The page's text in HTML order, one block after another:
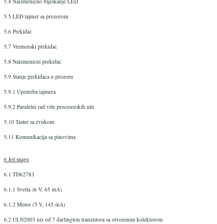
5.5 LED tajmer sa prozorom
5.6 Prekidac
5.7 Vremenski prekidac
5.8 Naizmenicni prekidac
5.9 Stanje prekidaca u prozoru
5.9.1 Upotreba tajmera
5.9.2 Paralelni rad više procesorskih niti
5.10 Taster sa zvukom
5.11 Komunikacija sa pinovima
6 Još snage
6.1 TD62783
6.1.1 Svetla )6 V, 65 mA)
6.1.2 Motor (5 V, 145 mA)
6.2 ULN2003 niz od 7 darlington tranzistora sa otvorenim kolektorom